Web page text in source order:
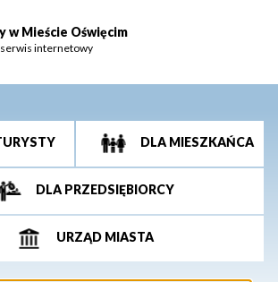
w Mieście Oświęcim
internetowy
DLA MIESZKAŃCA
DLA PRZEDSIĘBIORCY
URZĄD MIASTA